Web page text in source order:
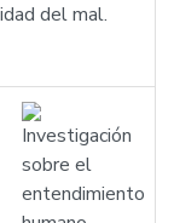
del mal.